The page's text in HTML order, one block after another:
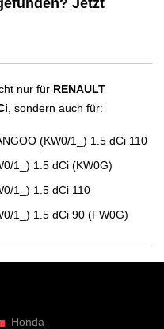
nur für RENAULT
, sondern auch für:
(KW0/1_) 1.5 dCi 110
1_) 1.5 dCi (KW0G)
1_) 1.5 dCi 110
1_) 1.5 dCi 90 (FW0G)
Honda